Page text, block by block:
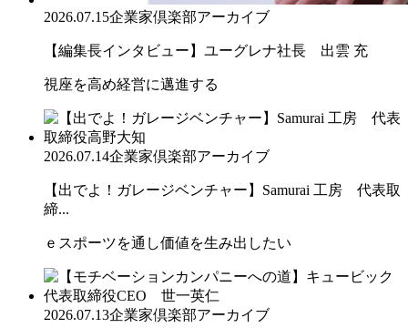
2026.07.15企業家倶楽部アーカイブ
【編集長インタビュー】ユーグレナ社長 出雲 充
視座を高め経営に邁進する
2026.07.14企業家倶楽部アーカイブ
【出でよ！ガレージベンチャー】Samurai 工房 代表取
締...
ｅスポーツを通し価値を生み出したい
2026.07.13企業家倶楽部アーカイブ